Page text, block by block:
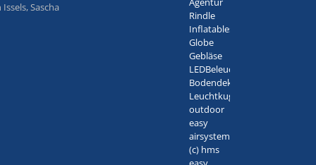
Sascha